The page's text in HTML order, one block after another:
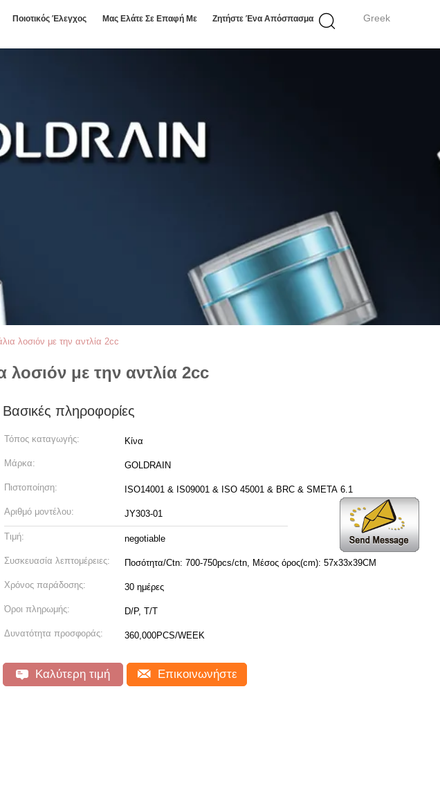
Greek
Ποιοτικός Έλεγχος Μας Ελάτε Σε Επαφή Με Ζητήστε Ένα Απόσπασμα
λοσιόν με την αντλία 2cc
με την αντλία 2cc
Βασικές πληροφορίες
Τόπος καταγωγής: Κίνα
Μάρκα: GOLDRAIN
Πιστοποίηση: ISO14001 & IS09001 & ISO 45001 & BRC & SMETA 6.1
Αριθμό μοντέλου: JY303-01
Τιμή: negotiable
Συσκευασία λεπτομέρειες: Ποσότητα/Ctn: 700-750pcs/ctn, Μέσος όρος(cm): 57x33x39CM
Χρόνος παράδοσης: 30 ημέρες
Όροι πληρωμής: D/P, T/T
Δυνατότητα προσφοράς: 360,000PCS/WEEK
Καλύτερη τιμή Επικοινωνήστε